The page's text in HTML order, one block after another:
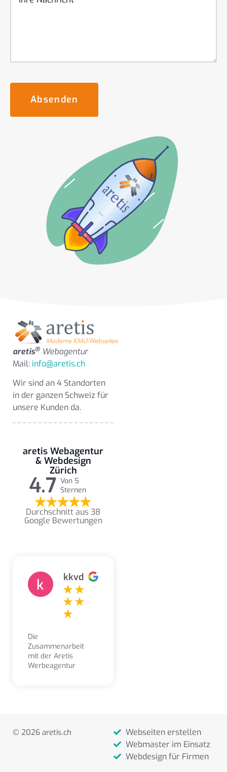
Absenden
aretis® Webagentur
Mail: info@aretis.ch
Wir sind an 4 Standorten
in der ganzen Schweiz für
unsere Kunden da.
aretis Webagentur
& Webdesign
Zürich
4.7 Von 5
Sternen
Durchschnitt aus 38
Google Bewertungen
kkvd
Die
Zusammenarbeit
mit der Aretis
Werbeagentur
Gestaltungsarbeiten
© 2026 aretis.ch
Webseiten erstellen
Webmaster im Einsatz
Webdesign für Firmen